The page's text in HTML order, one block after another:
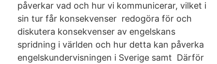
påverkar vad och hur vi kommunicerar, vilket i
sin tur får konsekvenser redogöra för och
diskutera konsekvenser av engelskans
spridning i världen och hur detta kan påverka
engelskundervisningen i Sverige samt Därför